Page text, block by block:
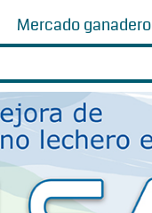
Mercado ganadero